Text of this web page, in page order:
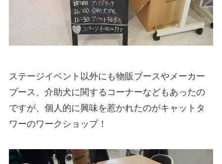
ステージイベント以外にも物販ブースやメーカー
ブース、介助犬に関するコーナーなどもあったの
ですが、個人的に興味を惹かれたのがキャットタ
ワーのワークショップ！